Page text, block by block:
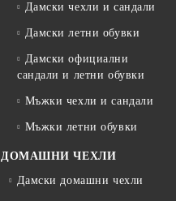
Дамски чехли и сандали
Дамски летни обувки
Дамски официални
сандали и летни обувки
Мъжки чехли и сандали
Мъжки летни обувки
ДОМАШНИ ЧЕХЛИ
Дамски домашни чехли